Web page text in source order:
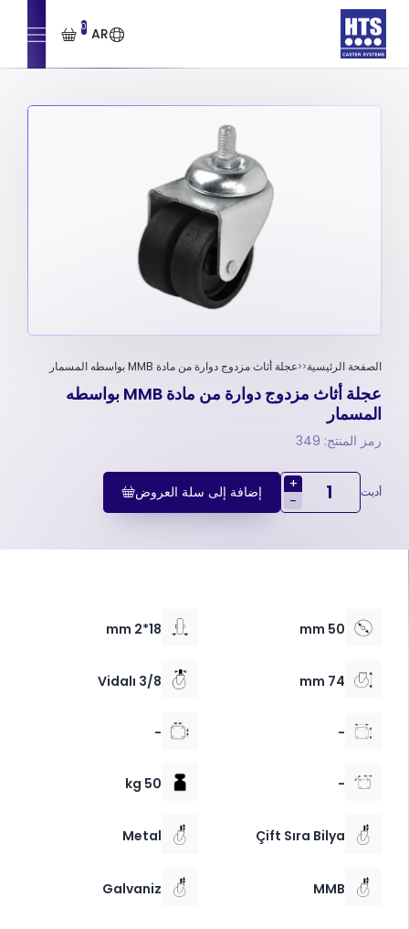
AR
0
الصفحة الرئيسية عجلة أثاث مزدوج دوارة من مادة MMB بواسطه المسمار
عجلة أثاث مزدوج دوارة من مادة MMB بواسطه
المسمار
رمز المنتج: 349
أديت
+
-
إضافة إلى سلة العروض
50 mm
18*2 mm
74 mm
3/8 Vidalı
-
-
-
50 kg
Çift Sıra Bilya
Metal
MMB
Galvaniz